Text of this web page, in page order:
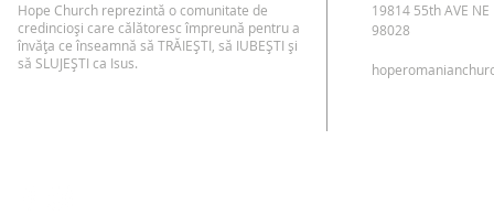
Hope Church reprezintă o comunitate de
credincioși care călătoresc împreună pentru a
învăța ce înseamnă să TRĂIEȘTI, să IUBEȘTI și
să SLUJEȘTI ca Isus.
19814 55th AVE
98028